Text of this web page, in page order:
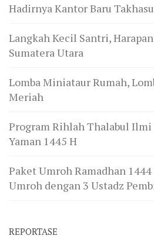
Hadirnya Kantor Baru
Langkah Kecil Santri,
Sumatera Utara
Lomba Miniataur Rumah,
Meriah
Program Rihlah Thalabul Ilmi
Yaman 1445 H
Paket Umroh Ramadhan
Umroh dengan 3 Ustadz
REPORTASE